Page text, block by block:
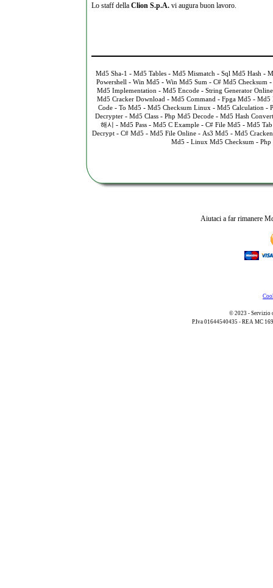
Lo staff della Clion S.p.A.vi augura buon lavoro.
Md5 Sha-1 - Md5 Tables - Md5 Mismatch - Sql Md5 Hash -
Powershell - Win Md5 - Win Md5 Sum - C# Md5 Checksum -
Md5 Implementation - Md5 Encode - String Generator Online
Md5 Cracker Download - Md5 Command - Fpga Md5 - Md5
Code - To Md5 - Md5 Checksum Linux - Md5 Calculation -
Decrypter- Md5 Class- Php Md5 Decode- Md5 Hash
해시 - Md5 Pass- Md5 C Example- C# File Md5 - Md5 Tab
Decrypt- C# Md5 - Md5 File Online- As3 Md5 - Md5 Cracken
Md5 - Linux Md5 Checksum -
Aiutaci a far rimanere
© 2023 - Servizio
P.Iva 01644540435 - REA MC